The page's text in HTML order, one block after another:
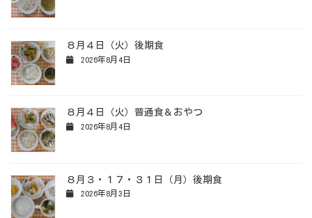
８月４日（火）後期食
2026年8月4日
８月４日（火）普通食＆おやつ
2026年8月4日
８月３・１７・３１日（月）後期食
2026年8月3日